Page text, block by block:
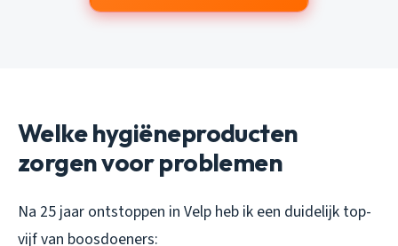
Welke hygiëneproducten
zorgen voor problemen
Na 25 jaar ontstoppen in Velp heb ik een duidelijk top-
vijf van boosdoeners: